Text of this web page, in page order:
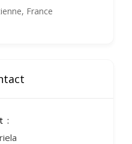
France